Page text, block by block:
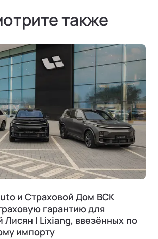
также
и Страховой Дом ВСК
гарантию для
Лисян | Lixiang, ввезённых по
импорту